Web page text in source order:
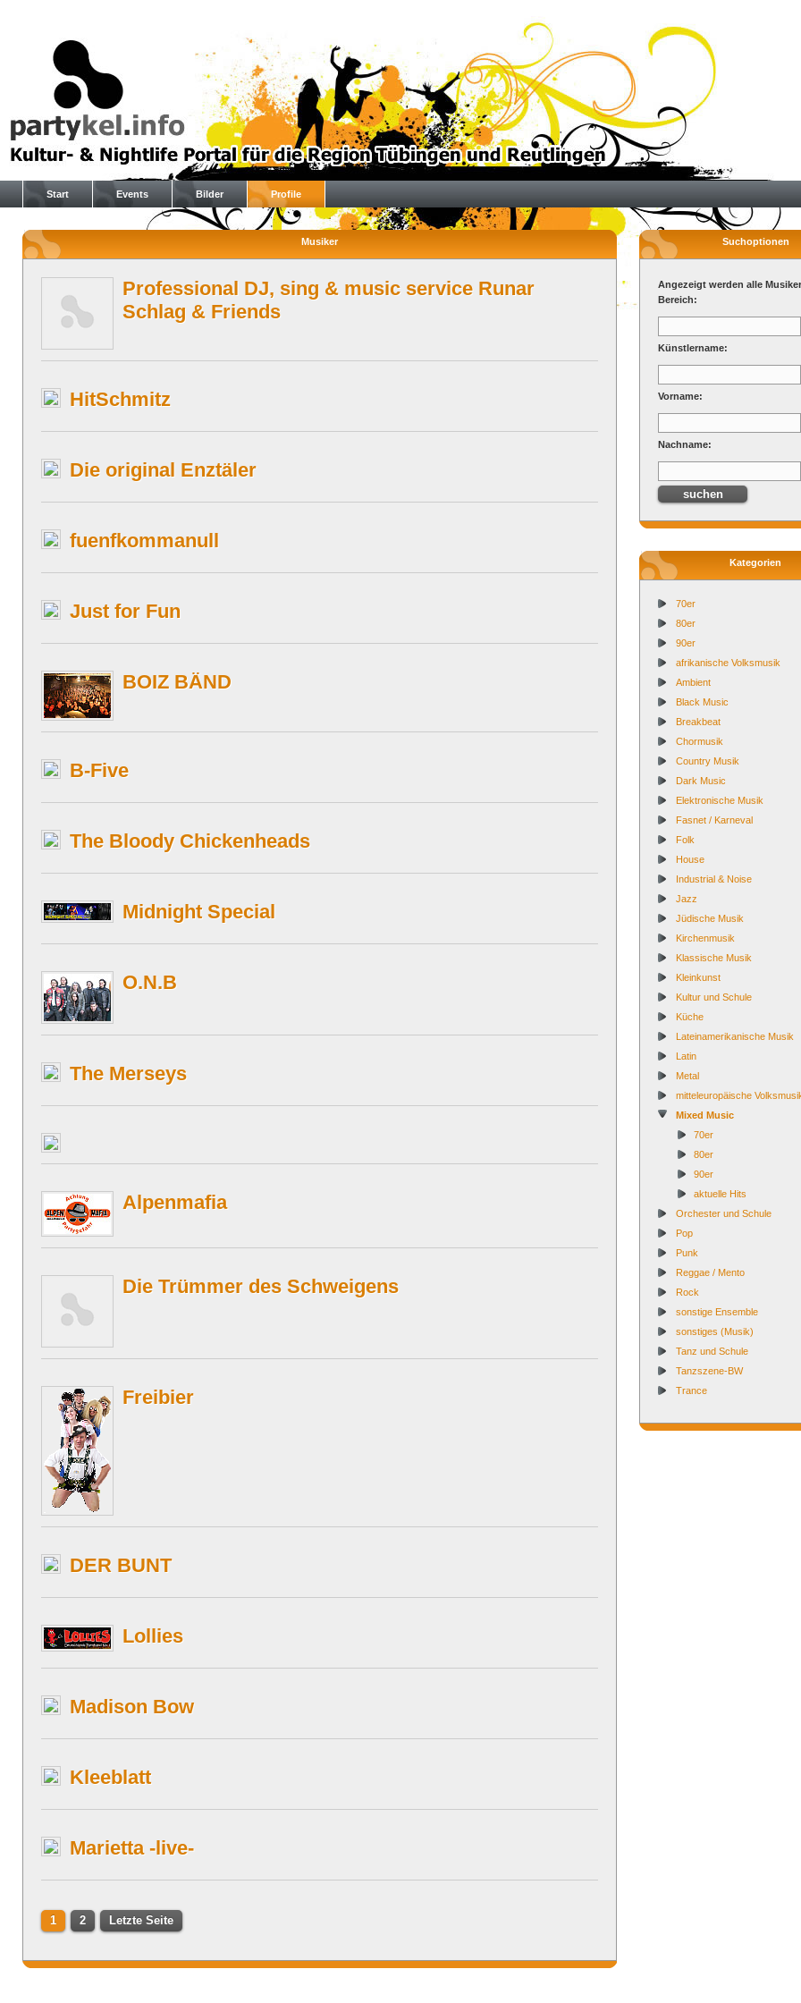
Start Events Bilder Profile
Musiker
Professional DJ, sing & music service Runar
Schlag & Friends
HitSchmitz
Die original Enztäler
fuenfkommanull
Just for Fun
BOIZ BÄND
B-Five
The Bloody Chickenheads
Midnight Special
O.N.B
The Merseys
Alpenmafia
Die Trümmer des Schweigens
Freibier
DER BUNT
Lollies
Madison Bow
Kleeblatt
Marietta -live-
1 2 Letzte Seite
Suchoptionen
Angezeigt werden alle
Bereich:
Künstlername:
Vorname:
Nachname:
Kategorien
70er
80er
90er
afrikanische Volksmusik
Ambient
Black Music
Breakbeat
Chormusik
Country Musik
Dark Music
Elektronische Musik
Fasnet / Karneval
Folk
House
Industrial & Noise
Jazz
Jüdische Musik
Kirchenmusik
Klassische Musik
Kleinkunst
Kultur und Schule
Küche
Lateinamerikanische Musik
Latin
Metal
mitteleuropäische
Mixed Music
70er
80er
90er
aktuelle Hits
Orchester und Schule
Pop
Punk
Reggae / Mento
Rock
sonstige Ensemble
sonstiges (Musik)
Tanz und Schule
Tanzszene-BW
Trance